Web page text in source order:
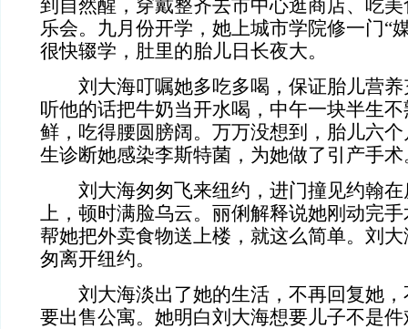
到自然醒，穿戴整齐去市中心逛商店、吃
乐会。九月份开学，她上城市学院修一门“
很快辍学，肚里的胎儿日长夜大。
刘大海叮嘱她多吃多喝，保证胎儿营养
听他的话把牛奶当开水喝，中午一块半生
鲜，吃得腰圆膀阔。万万没想到，胎儿六
生诊断她感染李斯特菌，为她做了引产手术
刘大海匆匆飞来纽约，进门撞见约翰在
上，顿时满脸乌云。丽俐解释说她刚动完
帮她把外卖食物送上楼，就这么简单。刘
匆离开纽约。
刘大海淡出了她的生活，不再回复她，
要出售公寓。她明白刘大海想要儿子不是